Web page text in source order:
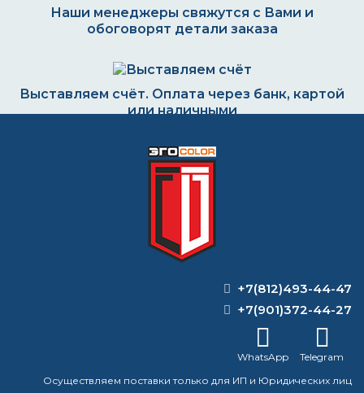
Наши менеджеры свяжутся с Вами и
обоговорят детали заказа
Выставляем счёт. Оплата через банк, картой
или наличными
Формируем заказ и отправляем транспортной
ВОПРОС-ОТВЕТ
Какая грунтовка лучше всего подходит
+7(812)493-44-47
+7(901)372-44-27
WhatsApp
Telegram
Осуществляем поставки только для ИП и Юридических лиц